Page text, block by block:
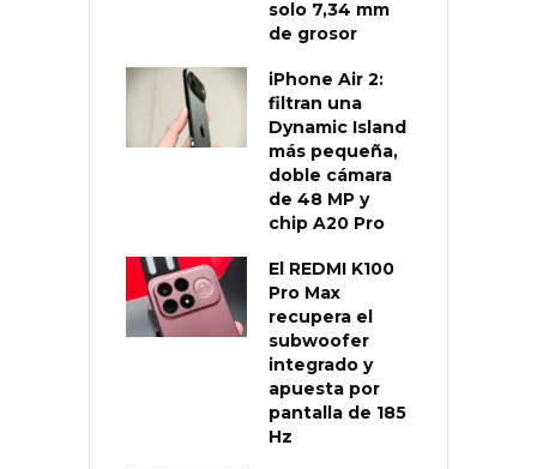
solo 7,34 mm
de grosor
iPhone Air 2:
filtran una
Dynamic Island
más pequeña,
doble cámara
de 48 MP y
chip A20 Pro
El REDMI K100
Pro Max
recupera el
subwoofer
integrado y
apuesta por
pantalla de 185
Hz